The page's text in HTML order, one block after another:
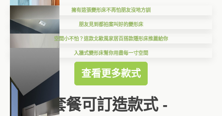
擁有這張變形床不再怕朋友沒地方訓
朋友見到都拍案叫好的變形床
空間小不怕？這款北歐風家居百搭款隱形床推薦給你
入牆式變形床幫你用盡每一寸空間
查看更多款式
套餐可訂造款式 -